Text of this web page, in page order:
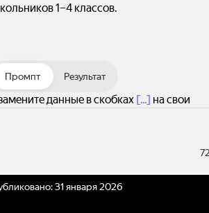
1–4 классов.
Промпт Результат
данные в скобках [...] на свои
31 января 2026